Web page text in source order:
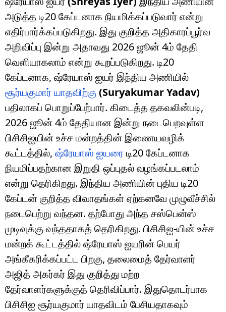
அடுத்த டி20 கேப்டனாக நியமிக்கப்படுவார் என்று
எதிர்பார்க்கப்படுகிறது. இது குறித்த அதிகாரப்பூர்வ
அறிவிப்பு இன்று அதாவது 2026 ஜூன் 4ம் தேதி
வெளியாகலாம் என்று கூறப்படுகிறது. டி20
கேப்டனாக, ஷ்ரேயாஸ் ஐயர் இந்திய அணியில்
சூர்யகுமார் யாதவிற்கு(Suryakumar Yadav)
பதிலாகப் பொறுப்பேற்பார். கிடைத்த தகவலின்படி,
2026 ஜூன் 4ம் தேதியான இன்று நடைபெறவுள்ள
பிசிசிஐயின் உச்ச மன்றத்தின் இணையவழிக்
கூட்டத்தில், ஷ்ரேயாஸ் ஐயரை டி20 கேப்டனாக
நியமிப்பதற்கான இறுதி ஒப்புதல் வழங்கப்படலாம்
என்று தெரிகிறது. இந்திய அணியின் புதிய டி20
கேப்டன் குறித்த விவாதங்கள் ஏற்கனவே முழுவீச்சில்
நடைபெற்று வந்தன. தற்போது அந்த சஸ்பென்ஸ்
முடிவுக்கு வந்ததாகத் தெரிகிறது. பிசிசிஐ-யின் உச்ச
மன்றக் கூட்டத்தில் ஷ்ரேயாஸ் ஐயரின் பெயர்
அங்கீகரிக்கப்பட்ட பிறகு, தலைமைத் தேர்வாளர்
அஜித் அகர்கர் இது குறித்து மற்ற
தேர்வாளர்களுக்குத் தெரிவிப்பார். இதுதொடர்பாக
பிசிசிஐ சூர்யகுமார் யாதவிடம் பேசியதாகவும்